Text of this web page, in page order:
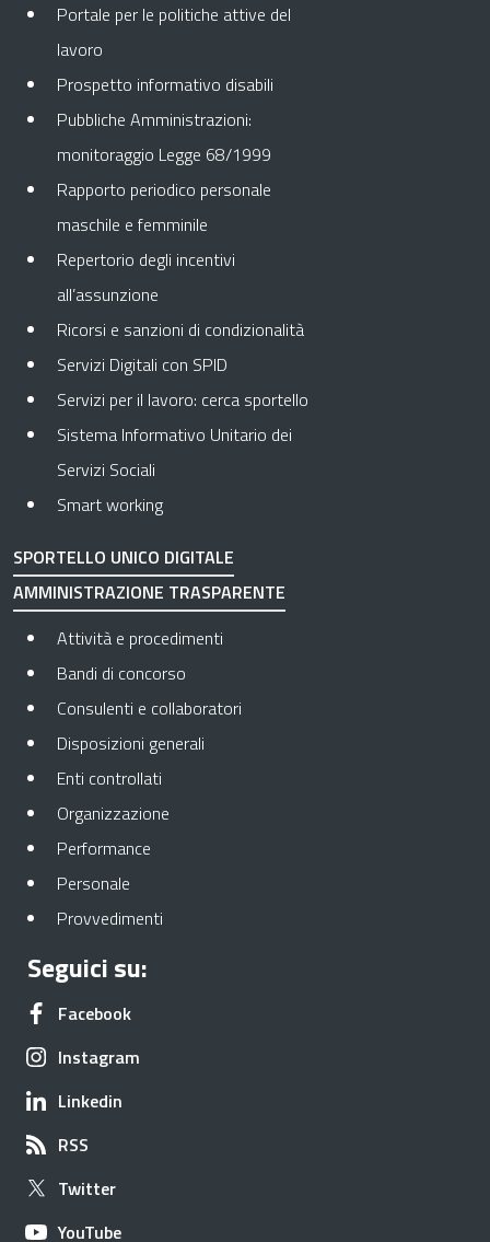
Portale per le politiche attive del
lavoro
Prospetto informativo disabili
Pubbliche Amministrazioni:
monitoraggio Legge 68/1999
Rapporto periodico personale
maschile e femminile
Repertorio degli incentivi
all’assunzione
Ricorsi e sanzioni di condizionalità
Servizi Digitali con SPID
Servizi per il lavoro: cerca sportello
Sistema Informativo Unitario dei
Servizi Sociali
Smart working
SPORTELLO UNICO DIGITALE
AMMINISTRAZIONE TRASPARENTE
Attività e procedimenti
Bandi di concorso
Consulenti e collaboratori
Disposizioni generali
Enti controllati
Organizzazione
Performance
Personale
Provvedimenti
Seguici su:
FacebookApre in una nuova scheda
Instagram
Linkedin
RSS
TwitterApre in una nuova scheda
YouTubeApre in una nuova scheda